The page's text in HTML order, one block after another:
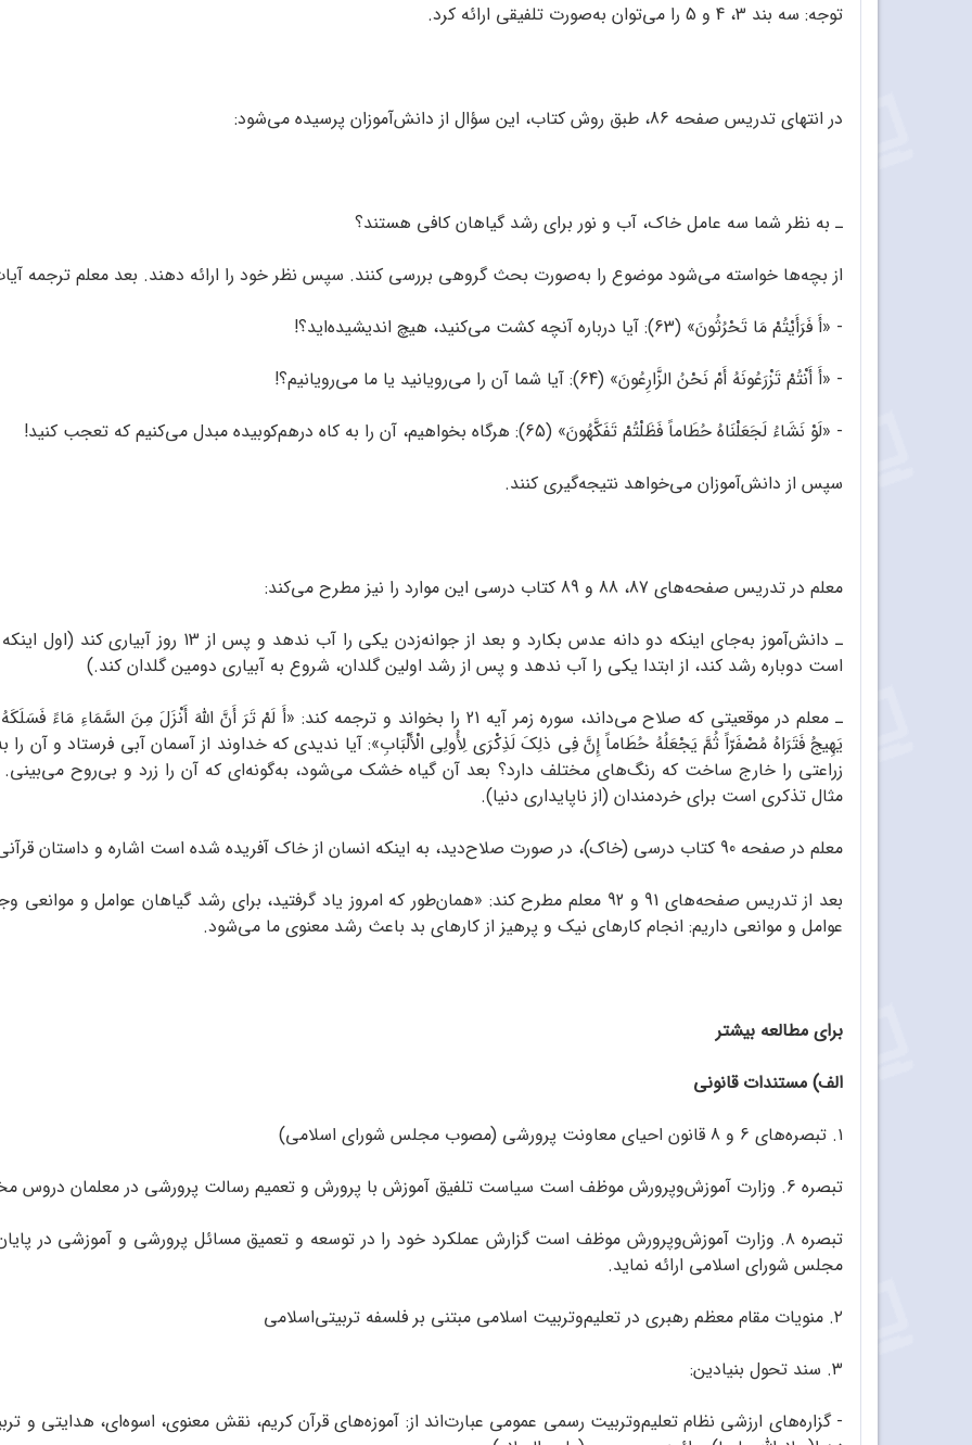
توجه: سه بند 3، 4 و 5 را می‌توان به‌صورت تلفیقی ارائه کرد.
در انتهای تدریس صفحه 86، طبق روش کتاب، این سؤال از دانش‌آموزان پرسیده می‌شود:
ـ به نظر شما سه عامل خاک، آب و نور برای رشد گیاهان کافی هستند؟
از بچه‌ها خواسته می‌شود موضوع را به‌صورت بحث گروهی بررسی کنند. سپس نظر خود را ارائه دهند. بعد معلم ترجمه آیات 63 تا 65 سوره واقعه را تبیین
- «أَ فَرَأَیْتُمْ مَا تَحْرُثُونَ» (63): آیا درباره آنچه کشت می‌کنید، هیچ اندیشیده‌اید؟!
- «أَ أَنْتُمْ تَزْرَعُونَهُ أَمْ نَحْنُ الزَّارِعُونَ» (64): آیا شما آن را می‌رویانید یا ما می‌رویانیم؟!
- «لَوْ نَشَاءُ لَجَعَلْنَاهُ حُطَاماً فَظَلْتُمْ تَفَکَّهُونَ» (65): هرگاه بخواهیم، آن را به کاه درهم‌کوبیده مبدل می‌کنیم که تعجب کنید!
سپس از دانش‌آموزان می‌خواهد نتیجه‌گیری کنند.
معلم در تدریس صفحه‌های 87، 88 و 89 کتاب درسی این موارد را نیز مطرح می‌کند:
است دوباره رشد کند، از ابتدا یکی را آب ندهد و پس از رشد اولین گلدان، شروع به آبیاری دومین گلدان کند.)
ـ معلم در موقعیتی که صلاح می‌داند، سوره زمر آیه 21 را بخواند و ترجمه کند: «أَ لَمْ تَرَ أَنَّ اللَّهَ
یَهِیجُ فَتَرَاهُ مُصْفَرّاً ثُمَّ یَجْعَلُهُ حُطَاماً إِنَّ فِی ذلِکَ لَذِکْرَى لِأُولِی الْأَلْبَابِ»: آیا ندیدی که خداوند از آسمان آبی فرستاد و
زراعتی را خارج ‌ساخت که رنگ‌های مختلف دارد؟ بعد آن گیاه خشک می‌شود، به‌گونه‌ای که آن را زرد و بی‌روح
مثال تذکری است برای خردمندان (از ناپایداری دنیا).
معلم در صفحه 90 کتاب درسی (خاک)، در صورت صلاح‌دید، به اینکه انسان از خاک آفریده شده است اشاره و داستان قرآنی مربوطه را مطرح کند.
بعد از تدریس صفحه‌های 91 و 92 معلم مطرح ‌کند: «همان‌طور که امروز یاد گرفتید، برای رشد گیاهان
عوامل و موانعی داریم: انجام کارهای نیک و پرهیز از کارهای بد باعث رشد معنوی ما می‌شود.
برای مطالعه بیشتر
الف) مستندات قانونی
۱. تبصره‌های 6 و 8 قانون احیای معاونت پرورشی (مصوب مجلس شورای اسلامی)
تبصره 6. وزارت آموزش‌وپرورش موظف است سیاست تلفیق آموزش با پرورش و تعمیم رسالت پرورشی در معلمان دروس مختلف ... و تدوین کتب درسی تنظیم نماید.
تبصره ۸. وزارت آموزش‌وپرورش موظف است گزارش عملکرد خود را در توسعه و تعمیق مسائل پرورشی و آموزشی در
مجلس شورای اسلامی ارائه نماید.
۲. منویات مقام معظم رهبری در تعلیم‌وتربیت اسلامی مبتنی بر فلسفه تربیتی‌اسلامی
۳. سند تحول بنیادین:
- گزاره‌های ارزشی نظام تعلیم‌وتربیت رسمی عمومی عبارت‌اند از: آموزه‌های قرآن کریم، نقش معنوی، اسوه‌ای، هدایتی و